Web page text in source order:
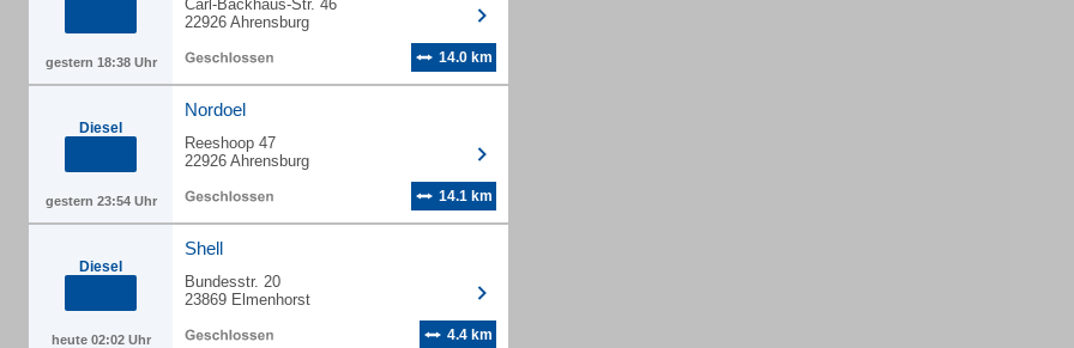
gestern 18:38 Uhr
Carl-Backhaus-Str. 46
22926 Ahrensburg
14.0 km
Diesel
gestern 23:54 Uhr
Nordoel
Reeshoop 47
22926 Ahrensburg
14.1 km
Diesel
heute 02:02 Uhr
Shell
Bundesstr. 20
23869 Elmenhorst
4.4 km